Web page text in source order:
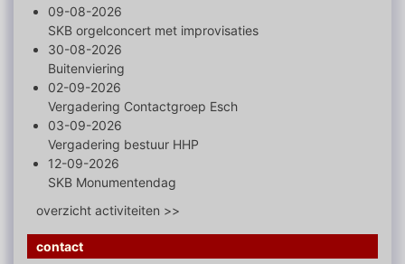
09-08-2026
SKB orgelconcert met improvisaties
30-08-2026
Buitenviering
02-09-2026
Vergadering Contactgroep Esch
03-09-2026
Vergadering bestuur HHP
12-09-2026
SKB Monumentendag
overzicht activiteiten >>
contact